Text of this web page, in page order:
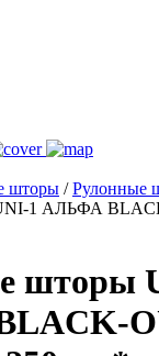
шторы / Рулонные
1 АЛЬФА
шторы